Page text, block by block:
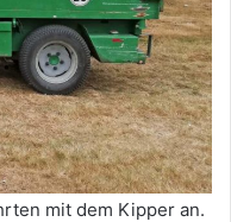
mit dem Kipper an.